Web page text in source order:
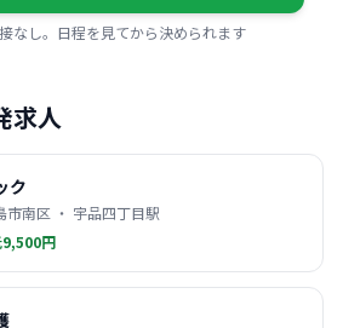
なし。日程を見てから決められます
求人
ク
市南区 ・ 宇品四丁目駅
円